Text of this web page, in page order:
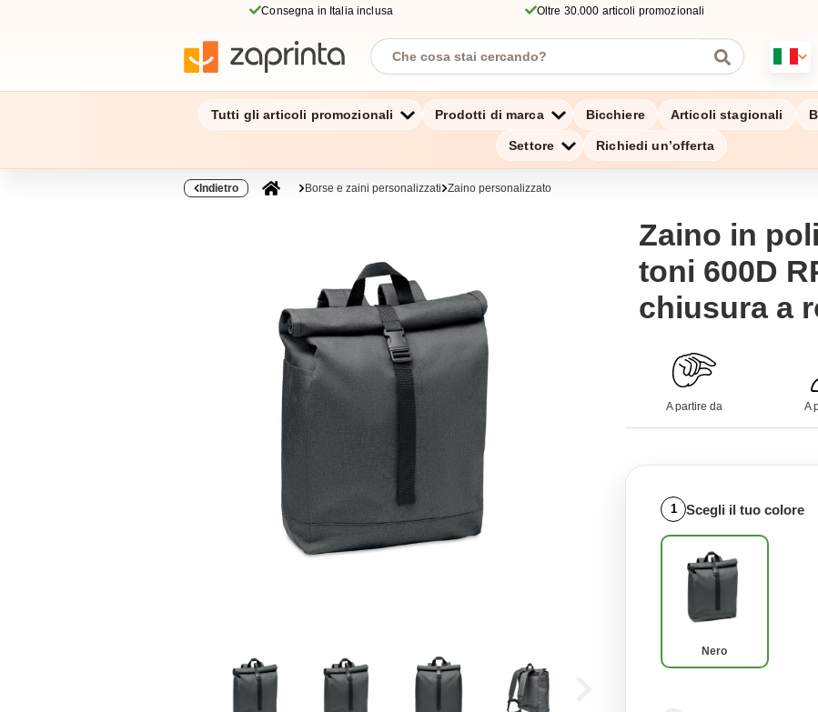
Consegna in Italia inclusa Oltre 30.000 articoli promozionali
Tutti gli articoli promozionali Prodotti di marca Bicchiere Articoli stagionali
Settore Richiedi un’offerta
Indietro Borse e zaini personalizzati Zaino personalizzato
Zaino in
toni 600D
chiusura a
A partire da A
1 Scegli il tuo colore
Nero